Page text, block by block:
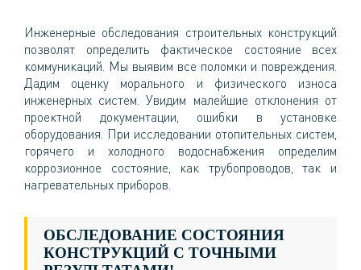
Инженерные обследования строительных конструкций
позволят определить фактическое состояние всех
коммуникаций. Мы выявим все поломки и повреждения.
Дадим оценку морального и физического износа
инженерных систем. Увидим малейшие отклонения от
проектной документации, ошибки в установке
оборудования. При исследовании отопительных систем,
горячего и холодного водоснабжения определим
коррозионное состояние, как трубопроводов, так и
нагревательных приборов.
ОБСЛЕДОВАНИЕ СОСТОЯНИЯ
КОНСТРУКЦИЙ С ТОЧНЫМИ